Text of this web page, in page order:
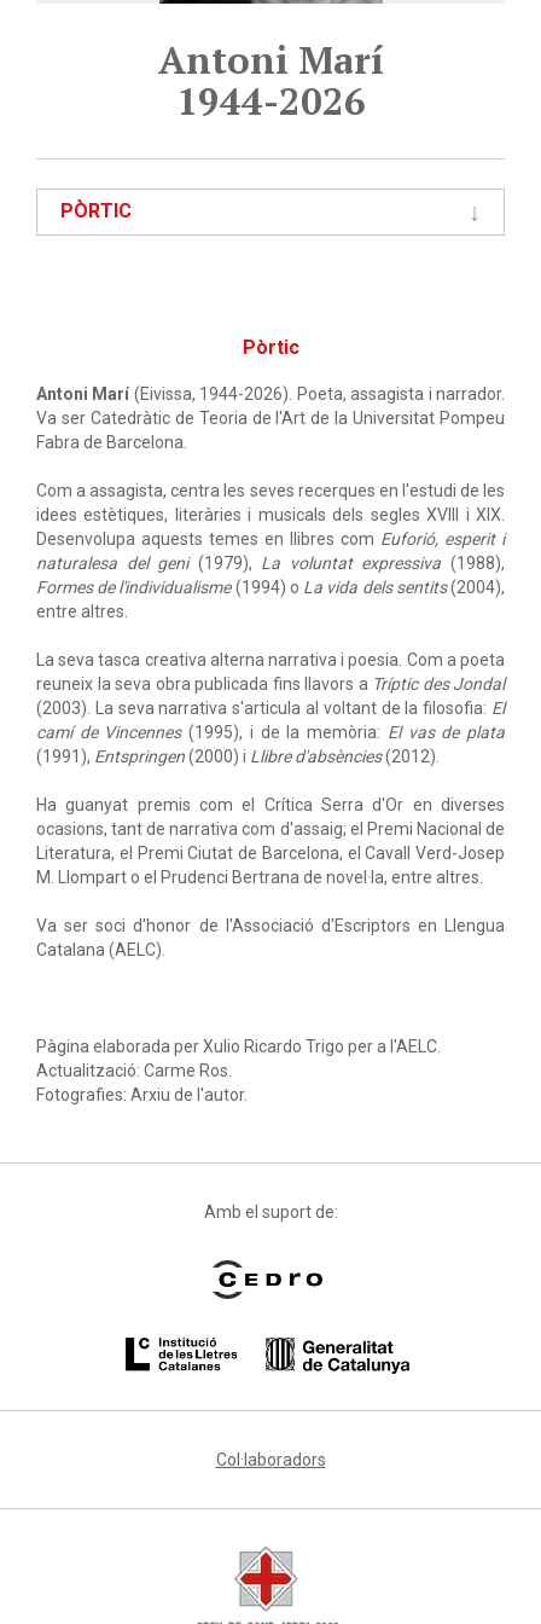
Antoni Marí
1944-2026
PÒRTIC
Pòrtic
Antoni Marí (Eivissa, 1944-2026). Poeta, assagista i narrador.
Va ser Catedràtic de Teoria de l'Art de la Universitat Pompeu
Fabra de Barcelona.
Com a assagista, centra les seves recerques en l'estudi de les
idees estètiques, literàries i musicals dels segles XVIII i XIX.
Desenvolupa aquests temes en llibres com Euforió, esperit i
naturalesa del geni(1979), La voluntat expressiva (1988),
Formes de l'individualisme(1994) o La vida dels sentits(2004),
entre altres.
La seva tasca creativa alterna narrativa i poesia. Com a poeta
reuneix la seva obra publicada fins llavors a Tríptic des Jondal
(2003). La seva narrativa s'articula al voltant de la filosofia: El
camí de Vincennes(1995), i de la memòria: El vas de plata
(1991), Entspringen(2000) i Llibre d'absències(2012).
Ha guanyat premis com el Crítica Serra d'Or en diverses
ocasions, tant de narrativa com d'assaig; el Premi Nacional de
Literatura, el Premi Ciutat de Barcelona, el Cavall Verd-Josep
M. Llompart o el Prudenci Bertrana de novel·la, entre altres.
Va ser soci d'honor de l'Associació d'Escriptors en Llengua
Catalana (AELC).
Pàgina elaborada per Xulio Ricardo Trigo per a l'AELC.
Actualització: Carme Ros.
Fotografies: Arxiu de l'autor.
Amb el suport de:
Col·laboradors